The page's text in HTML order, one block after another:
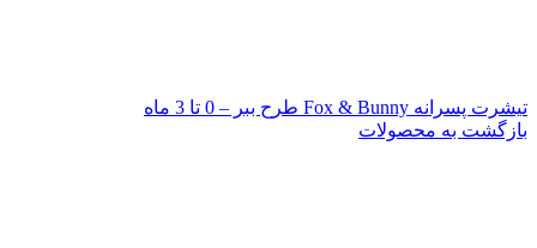
تیشرت پسرانه Fox & Bunny طرح ببر – 0 تا 3 ماه
بازگشت به محصولات